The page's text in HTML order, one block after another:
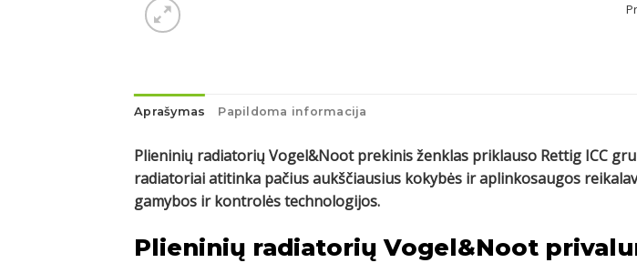
Aprašymas Papildoma informacija
Plieninių radiatorių Vogel&Noot prekinis ženklas priklauso Rettig ICC
radiatoriai atitinka pačius aukščiausius kokybės ir aplinkosaugos
gamybos ir kontrolės technologijos.
Plieninių radiatorių Vogel&Noot